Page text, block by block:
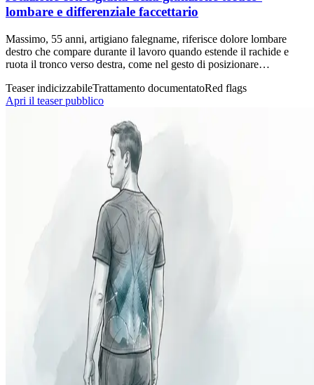
lombare e differenziale faccettario
Massimo, 55 anni, artigiano falegname, riferisce dolore lombare
destro che compare durante il lavoro quando estende il rachide e
ruota il tronco verso destra, come nel gesto di posizionare…
Teaser indicizzabileTrattamento documentatoRed flags
Apri il teaser pubblico